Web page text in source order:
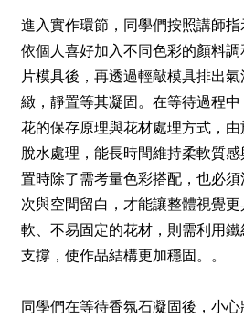
進入實作環節，同學們按照講師
依個人喜好加入不同色彩的顏料
片模具後，再透過輕敲模具排出
緻，靜置等其凝固。在等待過程
花的保存原理與花材處理方式，
脫水處理，能長時間維持柔軟質
置時除了需考量色彩搭配，也必
次與空間留白，才能讓整體視覺
軟、不易固定的花材，則需利用
支撐，使作品結構更加穩固。。
同學們在等待香氛石凝固後，小